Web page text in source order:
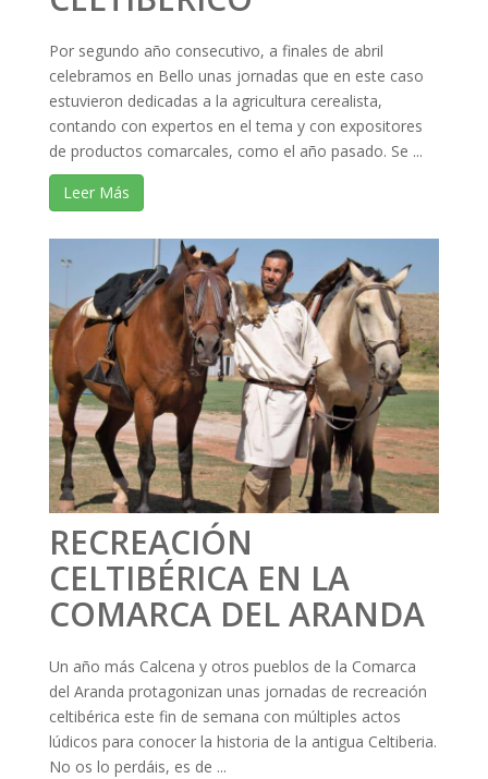
Por segundo año consecutivo, a finales de abril
celebramos en Bello unas jornadas que en este caso
estuvieron dedicadas a la agricultura cerealista,
contando con expertos en el tema y con expositores
de productos comarcales, como el año pasado. Se ...
Leer Más
RECREACIÓN
CELTIBÉRICA EN LA
COMARCA DEL ARANDA
Un año más Calcena y otros pueblos de la Comarca
del Aranda protagonizan unas jornadas de recreación
celtibérica este fin de semana con múltiples actos
lúdicos para conocer la historia de la antigua Celtiberia.
No os lo perdáis, es de ...